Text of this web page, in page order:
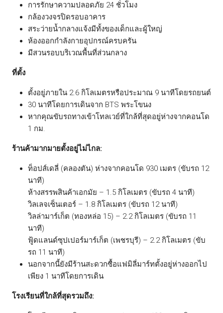
การรักษาความปลอดภัย 24 ชั่วโมง
กล้องวงจรปิดรอบอาคาร
สระว่ายน้ำกลางแจ้งมีทั้งของเด็กและผู้ใหญ่
ห้องออกกำลังกายอุปกรณ์ครบครัน
มีสวนรอบบริเวณพื้นที่ส่วนกลาง
ที่ตั้ง
ตั้งอยู่ภายใน 2.6 กิโลเมตรหรือประมาณ 9 นาทีโดยรถยนต์
30 นาทีโดยการเดินจาก BTS พระโขนง
หากคุณขับรถทางเข้าโทลเวย์ที่ใกล้ที่สุดอยู่ห่างจากคอนโด
1 กม.
ร้านค้ามากมายตั้งอยู่ไม่ไกล:
ท็อปส์เดลี่ (คลองตัน) ห่างจากคอนโด 930 เมตร (ขับรถ 12
นาที)
ห้างสรรพสินค้าเอกมัย – 1.5 กิโลเมตร (ขับรถ 4 นาที)
วิลเลจเซ็นเตอร์ – 1.8 กิโลเมตร (ขับรถ 12 นาที)
วิลล่ามาร์เก็ต (ทองหล่อ 15) – 2.2 กิโลเมตร (ขับรถ 11
นาที)
ฟู้ดแลนด์ซุปเปอร์มาร์เก็ต (เพชรบุรี) – 2.2 กิโลเมตร (ขับ
รถ 11 นาที)
นอกจากนี้ยังมีร้านสะดวกซื้อแฟมิลี่มาร์ทตั้งอยู่ห่างออกไป
เพียง 1 นาทีโดยการเดิน
โรงเรียนที่ใกล้ที่สุดรวมถึง: